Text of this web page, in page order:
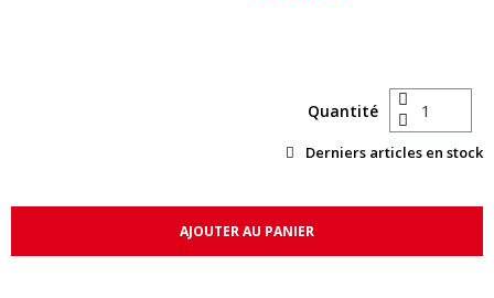
Quantité
Derniers articles en stock
AJOUTER AU PANIER